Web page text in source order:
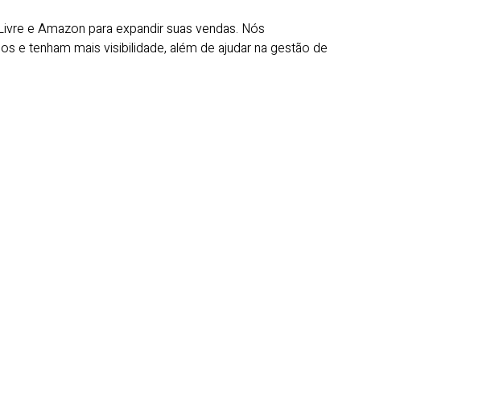
e Amazon para expandir suas vendas. Nós
e tenham mais visibilidade, além de ajudar na gestão de